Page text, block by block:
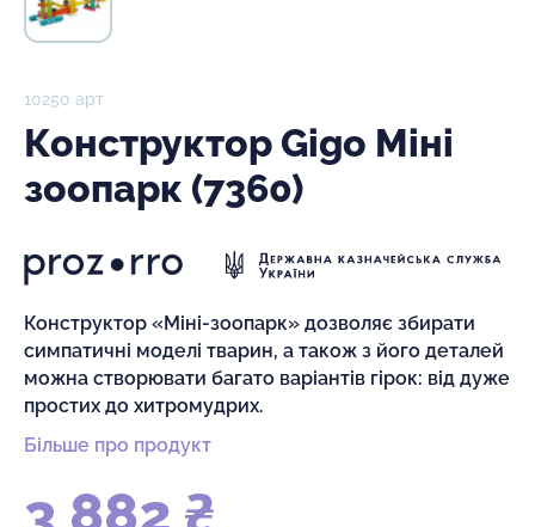
10250 арт
Конструктор Gigo Міні
зоопарк (7360)
Конструктор «Міні-зоопарк» дозволяє збирати
симпатичні моделі тварин, а також з його деталей
можна створювати багато варіантів гірок: від дуже
простих до хитромудрих.
Більше про продукт
3 882 ₴